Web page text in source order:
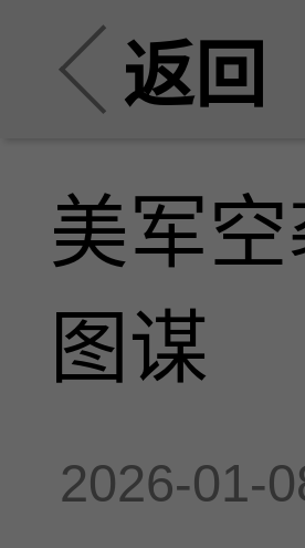
返回
美军
图谋
2026-01-